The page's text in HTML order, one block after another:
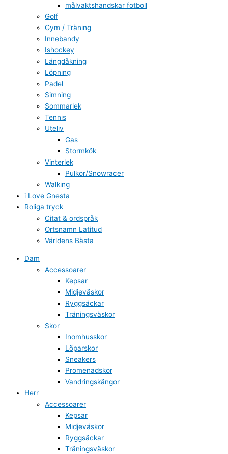
målvaktshandskar fotboll
Golf
Gym / Träning
Innebandy
Ishockey
Längdåkning
Löpning
Padel
Simning
Sommarlek
Tennis
Uteliv
Gas
Stormkök
Vinterlek
Pulkor/Snowracer
Walking
i Love Gnesta
Roliga tryck
Citat & ordspråk
Ortsnamn Latitud
Världens Bästa
Dam
Accessoarer
Kepsar
Midjeväskor
Ryggsäckar
Träningsväskor
Skor
Inomhusskor
Löparskor
Sneakers
Promenadskor
Vandringskängor
Herr
Accessoarer
Kepsar
Midjeväskor
Ryggsäckar
Träningsväskor